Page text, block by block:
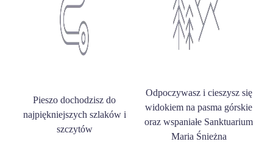
Pieszo dochodzisz do
najpiękniejszych szlaków i
szczytów
Odpoczywasz i cieszysz się
widokiem na pasma górskie
oraz wspaniałe Sanktuarium
Maria Śnieżna